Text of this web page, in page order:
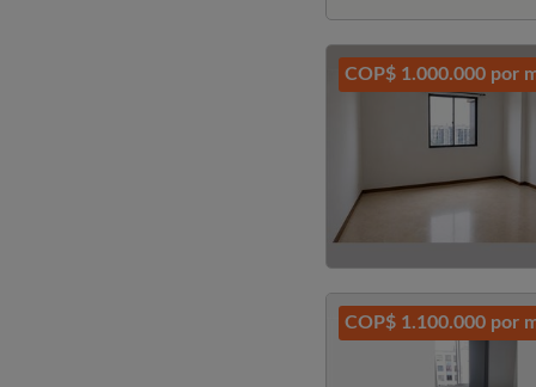
COP$ 1.000.000 por
COP$ 1.100.000 por